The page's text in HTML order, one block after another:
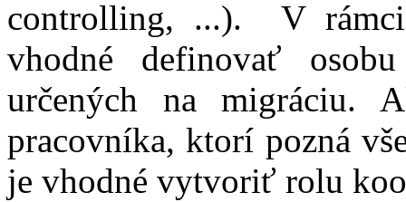
controlling, ...). V rámci
vhodné definovať
určených na migráciu.
pracovníka, ktorí pozná
je vhodné vytvoriť rolu